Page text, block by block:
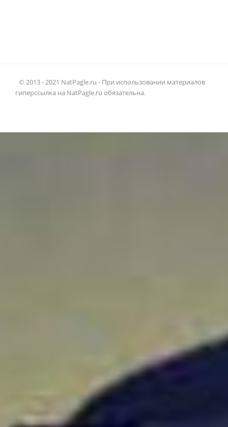
© 2013 - 2021 NatPagle.ru - При использовании материалов
гиперссылка на NatPagle.ru обязательна.